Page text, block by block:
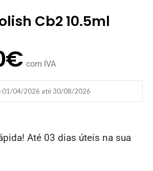
Cb2 10.5ml
€ com IVA
01/04/2026 até 30/08/2026
Até 03 dias úteis na sua